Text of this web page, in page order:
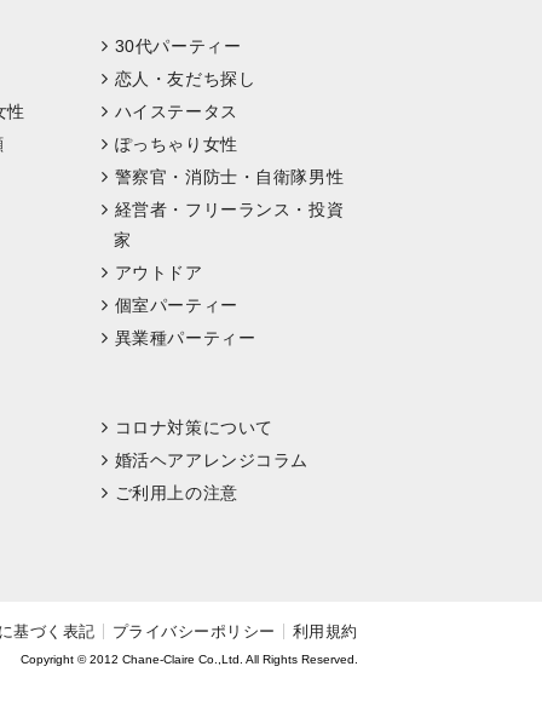
30代パーティー
恋人・友だち探し
性
ハイステータス
ぽっちゃり女性
警察官・消防士・自衛隊男性
経営者・フリーランス・投資
家
アウトドア
個室パーティー
異業種パーティー
コロナ対策について
婚活ヘアアレンジコラム
ご利用上の注意
基づく表記 プライバシーポリシー 利用規約
Copyright © 2012 Chane-Claire Co.,Ltd. All Rights Reserved.